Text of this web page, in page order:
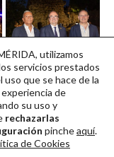
Fes209 010723
Descargar en alta
utilizamos
servicios prestados
que se hace de la
de
su uso y
rechazarlas
pincheaquí.
de Cookies